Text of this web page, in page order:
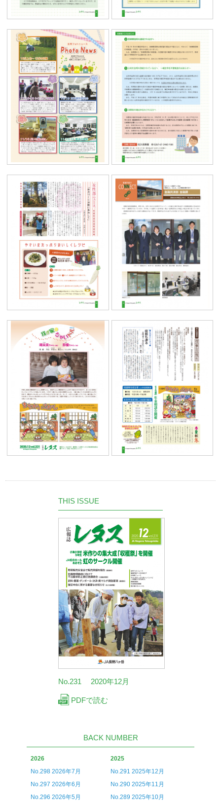
THIS ISSUE
No.231 2020年12月
PDFで読む
BACK NUMBER
2026
No.298 2026年7月
No.297 2026年6月
No.296 2026年5月
2025
No.291 2025年12月
No.290 2025年11月
No.289 2025年10月